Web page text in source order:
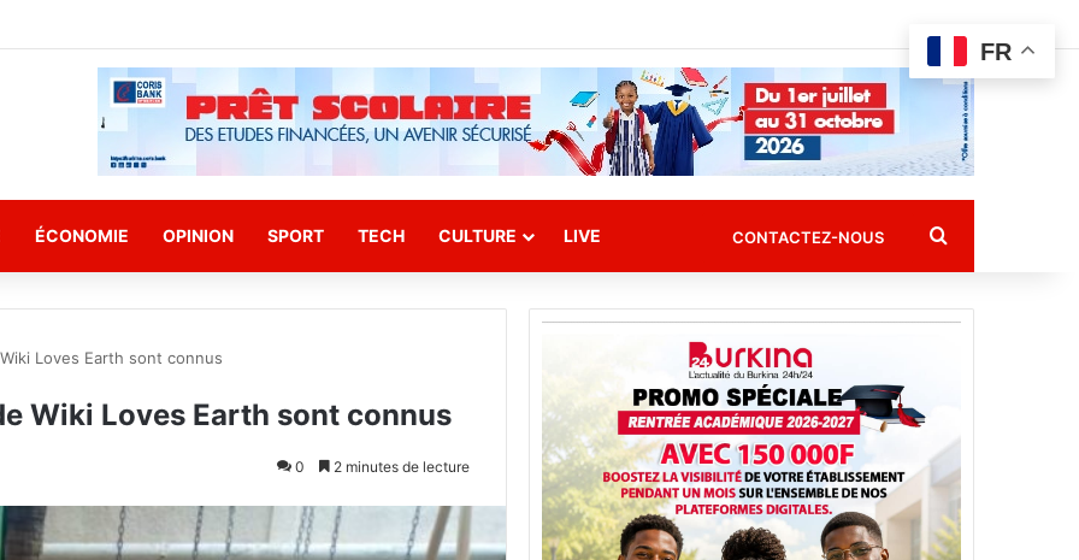
ÉCONOMIE OPINION SPORT TECH CULTURE LIVE CONTACTEZ-NOUS Rechercher
Loves Earth sont connus
Wiki Loves Earth sont connus
0 2 minutes de lecture
FR